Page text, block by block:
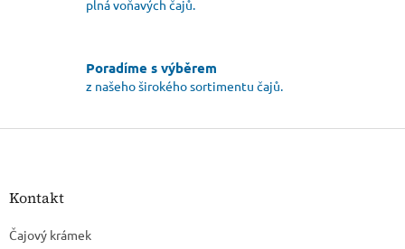
plná voňavých čajů.
Poradíme s výběrem
z našeho širokého sortimentu čajů.
Z
Kontakt
Čajový krámek